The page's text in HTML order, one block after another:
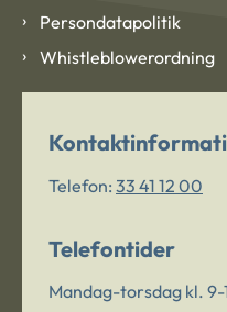
Persondatapolitik
Whistleblowerordning
Telefon: 33 41 12 00
Telefontider
Mandag-torsdag kl. 9-